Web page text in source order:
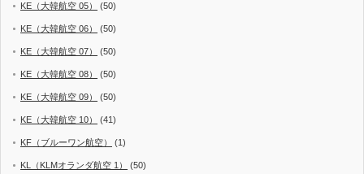
KE（大韓航空 05） (50)
KE（大韓航空 06） (50)
KE（大韓航空 07） (50)
KE（大韓航空 08） (50)
KE（大韓航空 09） (50)
KE（大韓航空 10） (41)
KF（ブルーワン航空） (1)
KL（KLMオランダ航空 1） (50)